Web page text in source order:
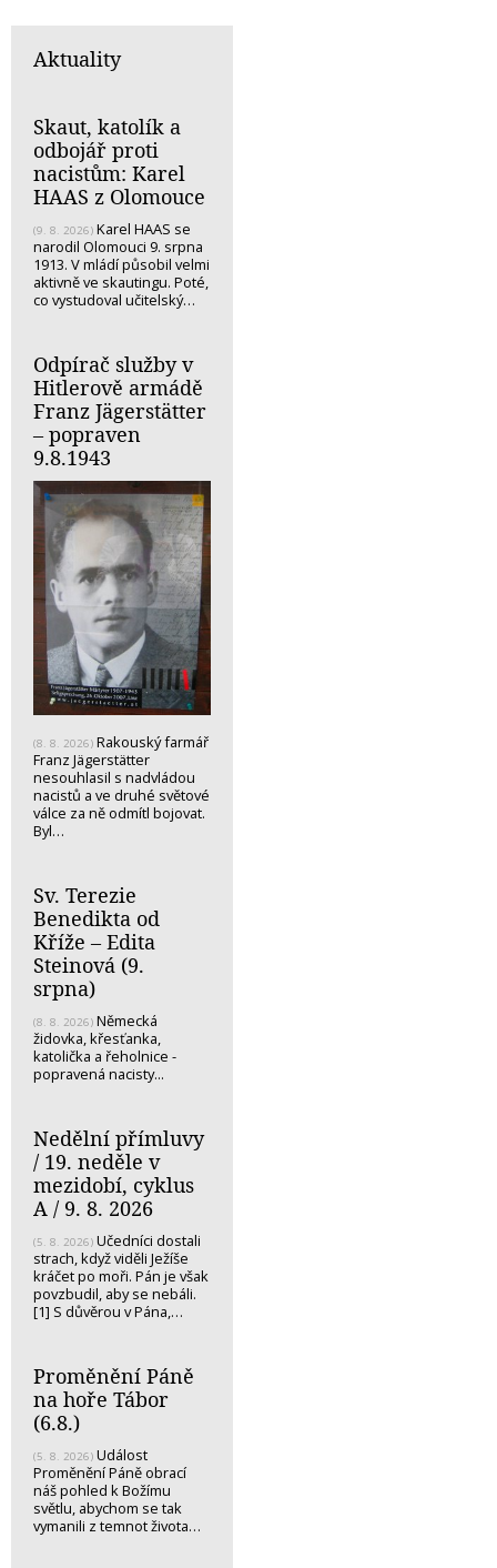
Aktuality
Skaut, katolík a
odbojář proti
nacistům: Karel
HAAS z Olomouce
(9. 8. 2026) Karel HAAS se
narodil Olomouci 9. srpna
1913. V mládí působil velmi
aktivně ve skautingu. Poté,
co vystudoval učitelský…
Odpírač služby v
Hitlerově armádě
Franz Jägerstätter
– popraven
9.8.1943
(8. 8. 2026) Rakouský farmář
Franz Jägerstätter
nesouhlasil s nadvládou
nacistů a ve druhé světové
válce za ně odmítl bojovat.
Byl…
Sv. Terezie
Benedikta od
Kříže – Edita
Steinová (9.
srpna)
(8. 8. 2026) Německá
židovka, křesťanka,
katolička a řeholnice -
popravená nacisty...
Nedělní přímluvy
/ 19. neděle v
mezidobí, cyklus
A / 9. 8. 2026
(5. 8. 2026) Učedníci dostali
strach, když viděli Ježíše
kráčet po moři. Pán je však
povzbudil, aby se nebáli.
[1] S důvěrou v Pána,…
Proměnění Páně
na hoře Tábor
(6.8.)
(5. 8. 2026) Událost
Proměnění Páně obrací
náš pohled k Božímu
světlu, abychom se tak
vymanili z temnot života…